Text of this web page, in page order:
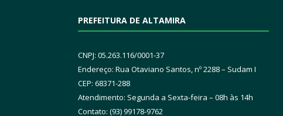
PREFEITURA DE ALTAMIRA
CNPJ: 05.263.116/0001-37
Endereço: Rua Otaviano Santos, nº 2288 – Sudam I
CEP: 68371-288
Atendimento: Segunda a Sexta-feira – 08h às 14h
Contato: (93) 99178-9762